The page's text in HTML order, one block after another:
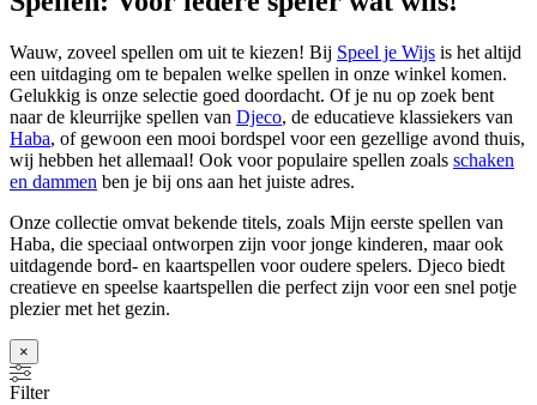
Wauw, zoveel spellen om uit te kiezen! Bij Speel je Wijs is het altijd
een uitdaging om te bepalen welke spellen in onze winkel komen.
Gelukkig is onze selectie goed doordacht. Of je nu op zoek bent
naar de kleurrijke spellen van Djeco, de educatieve klassiekers van
Haba, of gewoon een mooi bordspel voor een gezellige avond thuis,
wij hebben het allemaal! Ook voor populaire spellen zoals schaken
en dammen ben je bij ons aan het juiste adres.
Onze collectie omvat bekende titels, zoals Mijn eerste spellen van
Haba, die speciaal ontworpen zijn voor jonge kinderen, maar ook
uitdagende bord- en kaartspellen voor oudere spelers. Djeco biedt
creatieve en speelse kaartspellen die perfect zijn voor een snel potje
plezier met het gezin.
×
Filter